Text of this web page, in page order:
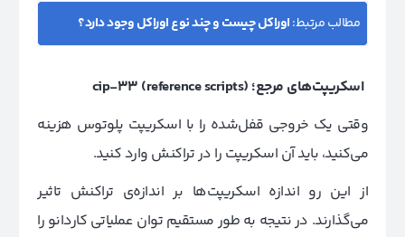
مطالب مرتبط:اوراکل چیست و چند نوع اوراکل وجود دارد؟
اسکریپت‌های مرجع؛ cip-33 (reference scripts)
وقتی یک خروجی قفل‌شده را با اسکریپت پلوتوس هزینه
می‌کنید، باید آن اسکریپت را در تراکنش وارد کنید.
از این رو اندازه اسکریپت‌ها بر اندازه‌ی تراکنش تاثیر
می‌گذارند. در نتیجه به طور مستقیم توان عملیاتی کاردانو را